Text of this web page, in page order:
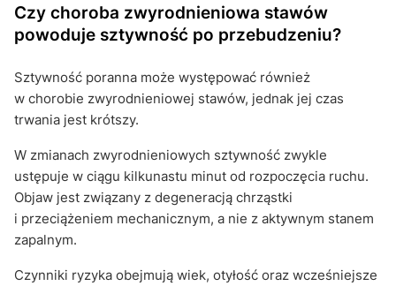
Czy choroba zwyrodnieniowa stawów
powoduje sztywność po przebudzeniu?
Sztywność poranna może występować również
w chorobie zwyrodnieniowej stawów, jednak jej czas
trwania jest krótszy.
W zmianach zwyrodnieniowych sztywność zwykle
ustępuje w ciągu kilkunastu minut od rozpoczęcia ruchu.
Objaw jest związany z degeneracją chrząstki
i przeciążeniem mechanicznym, a nie z aktywnym stanem
zapalnym.
Czynniki ryzyka obejmują wiek, otyłość oraz wcześniejsze